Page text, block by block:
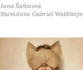
Jana Šulistová
Stanislava Gabriel Waldštejn